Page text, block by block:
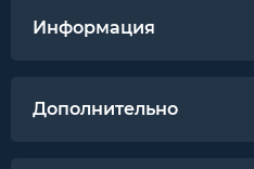
Информация
Дополнительно